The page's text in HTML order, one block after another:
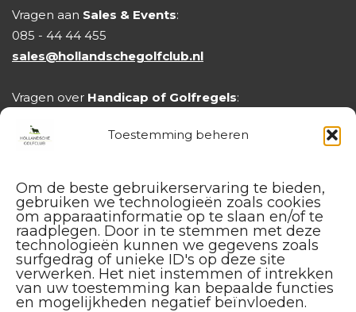
Toestemming beheren
Om de beste gebruikerservaring te bieden,
gebruiken we technologieën zoals cookies
om apparaatinformatie op te slaan en/of te
raadplegen. Door in te stemmen met deze
technologieën kunnen we gegevens zoals
surfgedrag of unieke ID's op deze site
verwerken. Het niet instemmen of intrekken
van uw toestemming kan bepaalde functies
en mogelijkheden negatief beïnvloeden.
Vragen aan Sales & Events:
085 - 44 44 455
sales@hollandschegolfclub.nl
Vragen over Handicap of Golfregels: